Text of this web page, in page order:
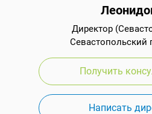
Директор
Севастопольский
Получить
Написать